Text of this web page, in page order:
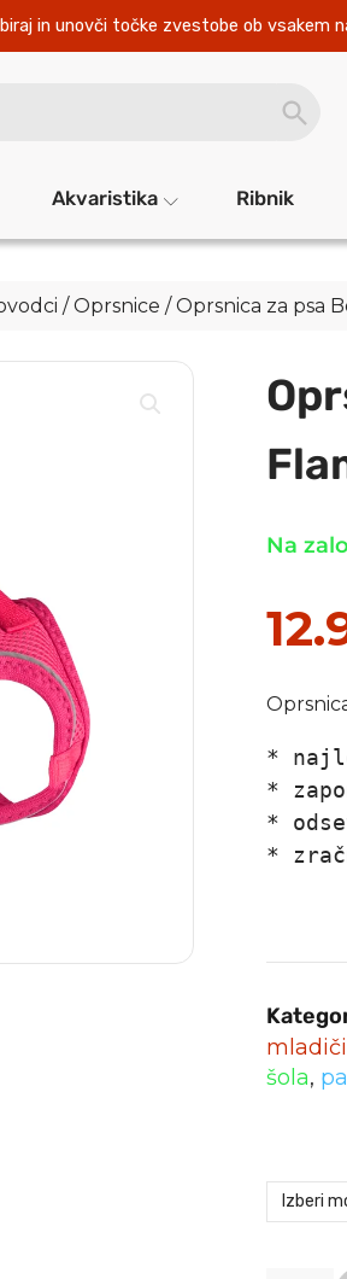
in unovči točke zvestobe ob vsakem
BUTTON
Akvaristika Ribnik
/Oprsnice / Oprsnica za psa
Na
od
12.99 €
do
15.99 €
*
*
*
*
mladiči
šola,